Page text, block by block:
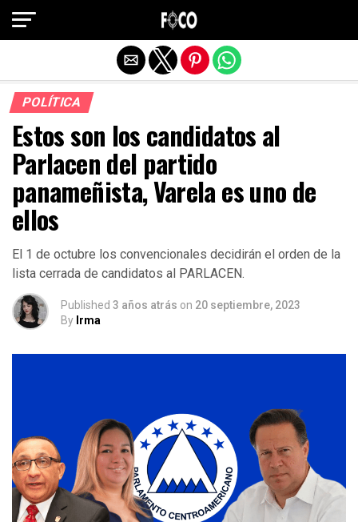
POLÍTICA
Estos son los candidatos al
Parlacen del partido
panameñista, Varela es uno de
ellos
El 1 de octubre los convencionales decidirán el orden de la
lista cerrada de candidatos al PARLACEN.
Published 3 años atrás on 20 septiembre, 2023
By Irma
Salir de la versión móvil